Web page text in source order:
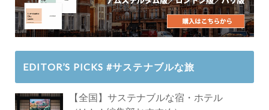
EDITOR’S PICKS #サステナブルな旅
【全国】サステナブルな宿・ホテル